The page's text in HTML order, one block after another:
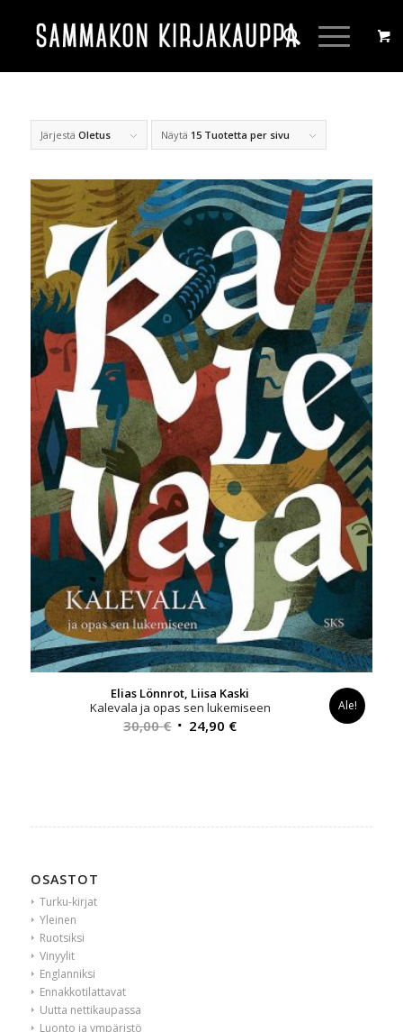
Järjestä Oletus Näytä 15 Tuotetta per sivu
Elias Lönnrot, Liisa Kaski
Kalevala ja opas sen lukemiseen
30,00€ Alkuperäinen
24,90 €Nykyinen
Ale!
OSASTOT
Turku-kirjat
Yleinen
Ruotsiksi
Vinyylit
Englanniksi
Ennakkotilattavat
Uutta nettikaupassa
Luonto ja ympäristö